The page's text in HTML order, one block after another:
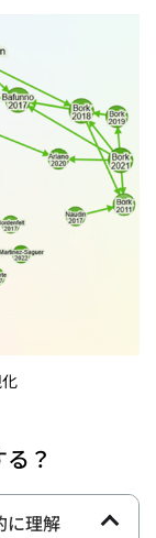
？
に理解